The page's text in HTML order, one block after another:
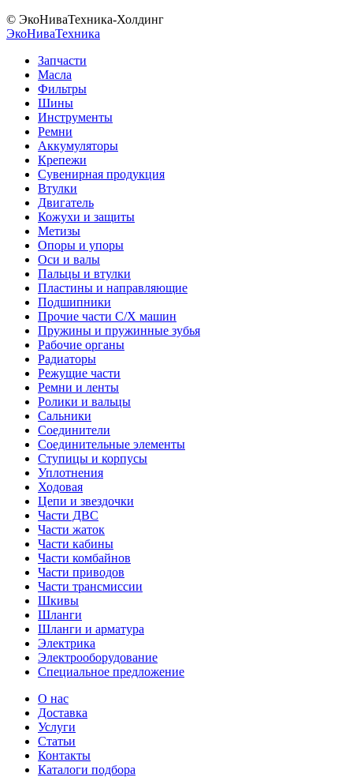
© ЭкоНиваТехника-Холдинг
ЭкоНиваТехника
Запчасти
Масла
Фильтры
Шины
Инструменты
Ремни
Аккумуляторы
Крепежи
Сувенирная продукция
Втулки
Двигатель
Кожухи и защиты
Метизы
Опоры и упоры
Оси и валы
Пальцы и втулки
Пластины и направляющие
Подшипники
Прочие части С/Х машин
Пружины и пружинные зубья
Рабочие органы
Радиаторы
Режущие части
Ремни и ленты
Ролики и вальцы
Сальники
Соединители
Соединительные элементы
Ступицы и корпусы
Уплотнения
Ходовая
Цепи и звездочки
Части ДВС
Части жаток
Части кабины
Части комбайнов
Части приводов
Части трансмиссии
Шкивы
Шланги
Шланги и арматура
Электрика
Электрооборудование
Специальное предложение
О нас
Доставка
Услуги
Статьи
Контакты
Каталоги подбора